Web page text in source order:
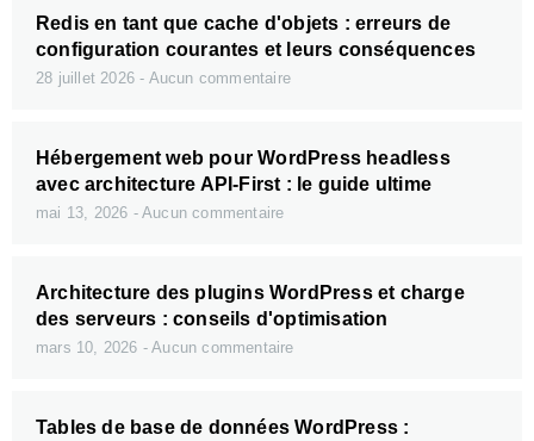
Redis en tant que cache d'objets : erreurs de
configuration courantes et leurs conséquences
28 juillet 2026 Aucun commentaire
Hébergement web pour WordPress headless
avec architecture API-First : le guide ultime
mai 13, 2026 Aucun commentaire
Architecture des plugins WordPress et charge
des serveurs : conseils d'optimisation
mars 10, 2026 Aucun commentaire
Tables de base de données WordPress :